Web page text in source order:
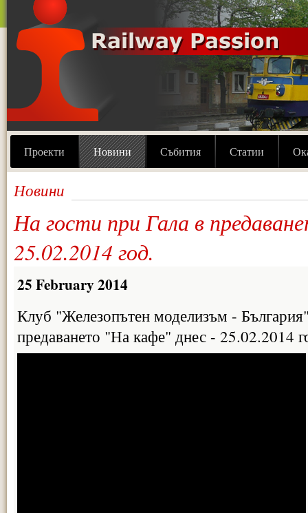
Проекти Новини Събития Статии
Новини
На гости при Гала в
25.02.2014 год.
25 February 2014
Клуб "Железопътен моделизъм -
предаването "На кафе" днес - 25.02.2014